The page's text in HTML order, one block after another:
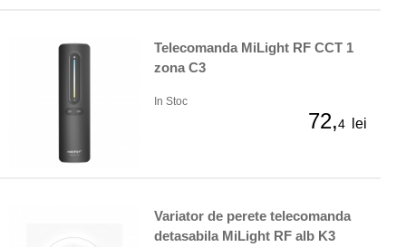
Telecomanda MiLight RF CCT 1
zona C3
In Stoc
72,4 lei
Variator de perete telecomanda
detasabila MiLight RF alb K3